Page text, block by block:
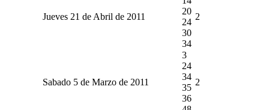
Jueves 21 de Abril de 2011
20
24
30
34
2
Sabado 5 de Marzo de 2011
3
24
34
35
36
2